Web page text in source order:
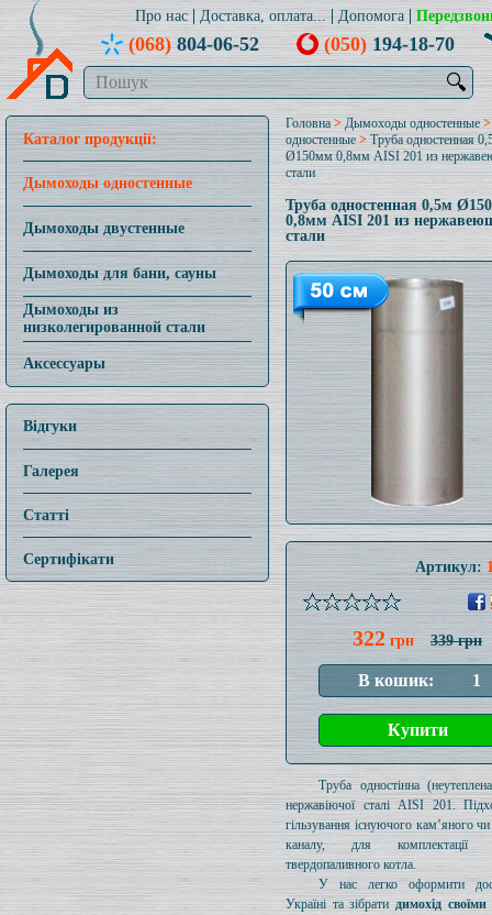
Про нас Доставка, оплата... Допомога
(068)804-06-52 (050)194-18-70
🔍
Каталог продукції:
Дымоходы одностенные
Дымоходы двустенные
Дымоходы для бани, сауны
Дымоходы из
низколегированной стали
Аксессуары
Відгуки
Галерея
Статті
Сертифікати
Головна > Дымоходы одностенные
одностенные >Труба одностенная
Ø150мм 0,8мм AISI 201 из
стали
Труба одностенная 0,5м
0,8мм AISI 201 из
стали
Артикул:
322 грн 339 грн
Труба одностінна
нержавіючої сталі AISI 201.
гільзування існуючого кам’яного
каналу, для комплектації
твердопаливного котла.
У нас легко оформити
Україні та зібрати димохід